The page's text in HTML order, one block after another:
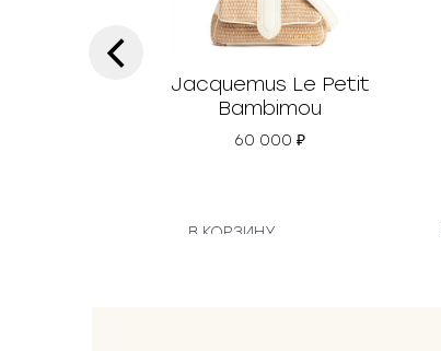
Jacquemus Le Petit
Bambimou
60 000₽
В КОРЗИНУ
‹